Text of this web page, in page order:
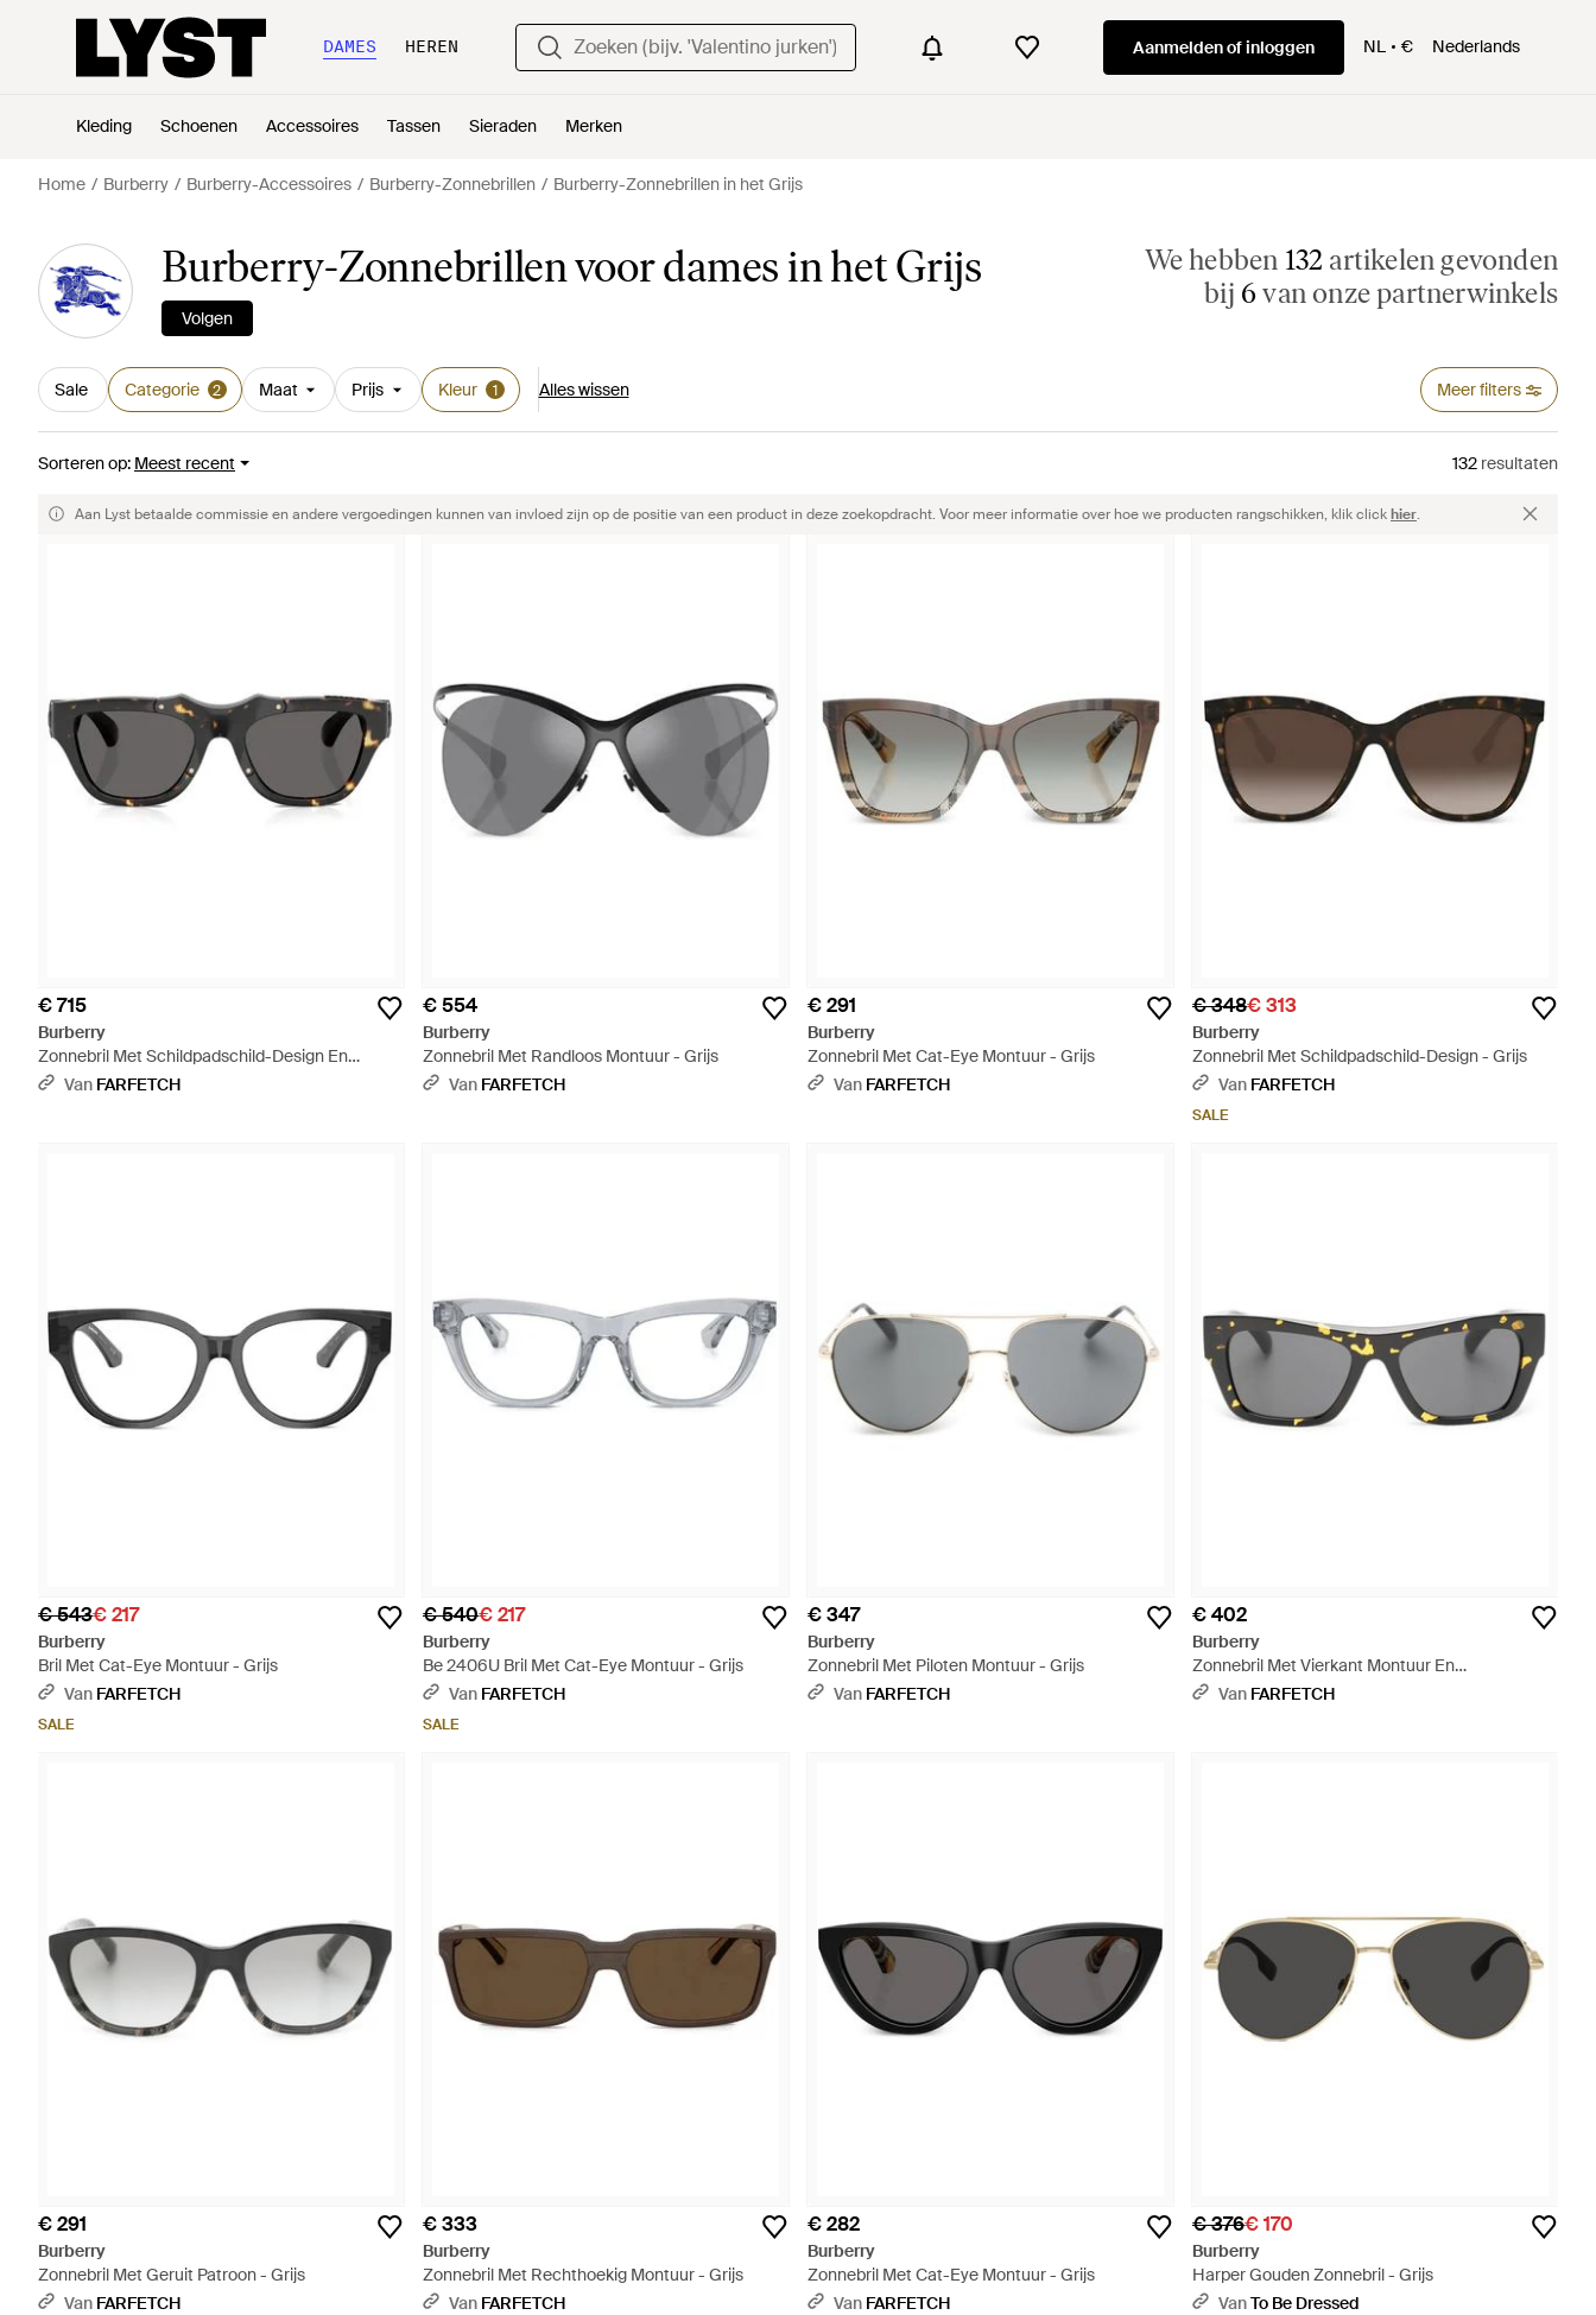
DAMES HEREN Aanmelden of inloggen NL € Nederlands
Kleding Schoenen Accessoires Tassen Sieraden Merken
Home Burberry Burberry-Accessoires Burberry-Zonnebrillen Burberry-Zonnebrillen in het Grijs
Burberry-Zonnebrillen voor dames in het Grijs
Volgen
We hebben 132 artikelen gevonden
bij 6 van onze partnerwinkels
Sale Categorie 2 Maat Prijs Kleur 1 Alles wissen Meer filters
Sorteren op: Meest recent 132 resultaten
Aan Lyst betaalde commissie en andere vergoedingen kunnen van invloed zijn op de positie van een product in deze zoekopdracht. Voor meer informatie over hoe we producten rangschikken, klik clickhier.
€ 715
Burberry
Zonnebril Met Schildpadschild-Design En
Geometrisch Montuur - Grijs
Van FARFETCH
€ 554
Burberry
Zonnebril Met Randloos Montuur - Grijs
Van FARFETCH
€ 291
Burberry
Zonnebril Met Cat-Eye Montuur - Grijs
Van FARFETCH
€ 348€ 313
Burberry
Zonnebril Met Schildpadschild-Design - Grijs
Van FARFETCH
SALE
€ 543€ 217
Burberry
Bril Met Cat-Eye Montuur - Grijs
Van FARFETCH
SALE
€ 540€ 217
Burberry
Be 2406U Bril Met Cat-Eye Montuur - Grijs
Van FARFETCH
SALE
€ 347
Burberry
Zonnebril Met Piloten Montuur - Grijs
Van FARFETCH
€ 402
Burberry
Zonnebril Met Vierkant Montuur En
Schildpadschild Design - Grijs
Van FARFETCH
€ 291
Burberry
Zonnebril Met Geruit Patroon - Grijs
Van FARFETCH
€ 333
Burberry
Zonnebril Met Rechthoekig Montuur - Grijs
Van FARFETCH
€ 282
Burberry
Zonnebril Met Cat-Eye Montuur - Grijs
Van FARFETCH
€ 376€ 170
Burberry
Harper Gouden Zonnebril - Grijs
VanTo Be Dressed